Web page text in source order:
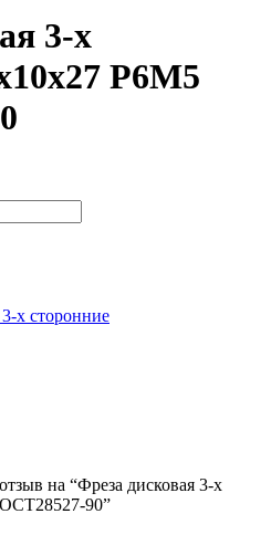
3-х
Р6М5
х сторонние
на “Фреза дисковая 3-х
90”